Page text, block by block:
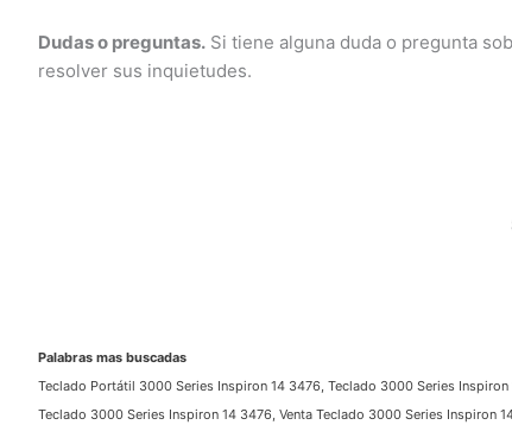
Dudas o preguntas.Si tiene alguna duda o pregunta
resolver sus inquietudes.
Palabras mas buscadas
Teclado Portátil 3000 Series Inspiron 14 3476, Teclado 3000 Series
Teclado 3000 Series Inspiron 14 3476, Venta Teclado 3000 Series Inspiron